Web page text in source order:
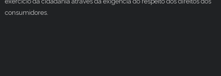
consumidores.